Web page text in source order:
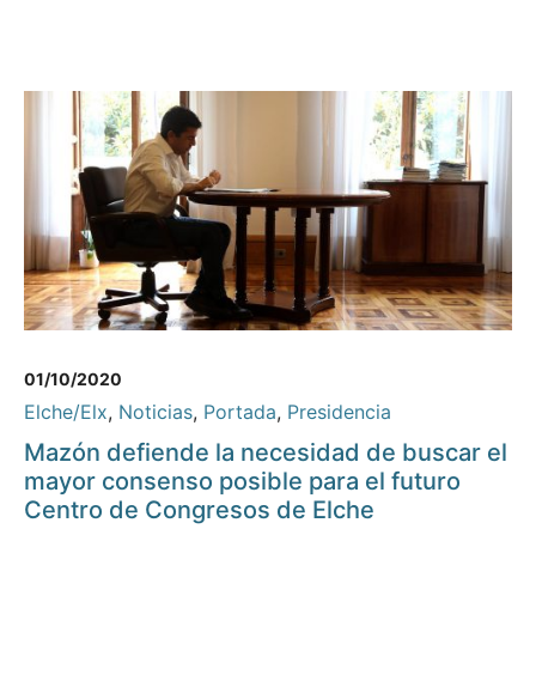
01/10/2020
Elche/Elx, Noticias, Portada, Presidencia
Mazón defiende la necesidad de buscar el
mayor consenso posible para el futuro
Centro de Congresos de Elche